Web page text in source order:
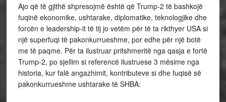
Ajo që të gjithë shpresojmë është që Trump-2 të bashkojë
fuqinë ekonomike, ushtarake, diplomatike, teknologjike dhe
forcën e leadership-it të tij jo vetëm për të ta rikthyer USA si
një superfuqi të pakonkurrueshme, por edhe për një botë
me të paqme. Për ta ilustruar pritshmeritë nga qasja e fortë
Trump-2, po sjellim si referencë ilustruese 3 mësime nga
historia, kur falë angazhimit, kontributeve si dhe fuqisë së
pakonkurrueshme ushtarake të SHBA: